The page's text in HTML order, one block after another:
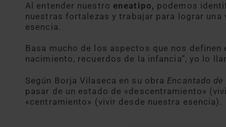
Al entender nuestro eneatipo, podemos
nuestras fortalezas y trabajar para lograr una
esencia.
Basa mucho de los aspectos que nos definen
nacimiento, recuerdos de la infancia”, yo lo
Según Borja Vilaseca en su obra Encantado
pasar de un estado de «descentramiento»
«centramiento» (vivir desde nuestra esencia).